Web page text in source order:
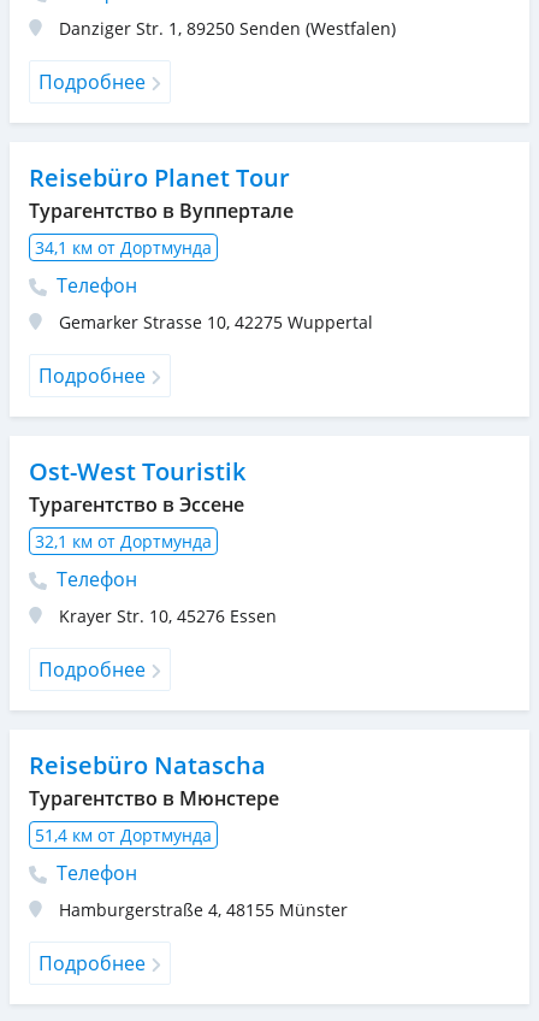
Danziger Str. 1 , 89250 Senden (Westfalen)
Подробнее
Reisebüro Planet Tour
Турагентство в Вуппертале
34,1 км от Дортмунда
Телефон
Gemarker Strasse 10, 42275 Wuppertal
Подробнее
Ost-West Touristik
Турагентство в Эссене
32,1 км от Дортмунда
Телефон
Krayer Str. 10, 45276 Essen
Подробнее
Reisebüro Natascha
Турагентство в Мюнстере
51,4 км от Дортмунда
Телефон
Hamburgerstraße 4, 48155 Münster
Подробнее